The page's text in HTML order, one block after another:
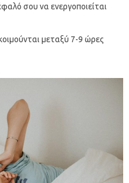
σου να ενεργοποιείται
μεταξύ 7-9 ώρες